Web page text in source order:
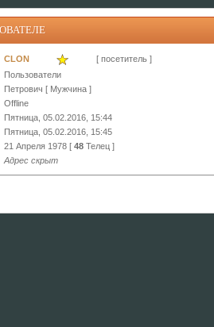
CLON
[ посетитель ]
Пользователи
Петрович [ Мужчина ]
Offline
Пятница, 05.02.2016, 15:44
Пятница, 05.02.2016, 15:45
21 Апреля 1978 [ 48 Телец ]
Адрес скрыт